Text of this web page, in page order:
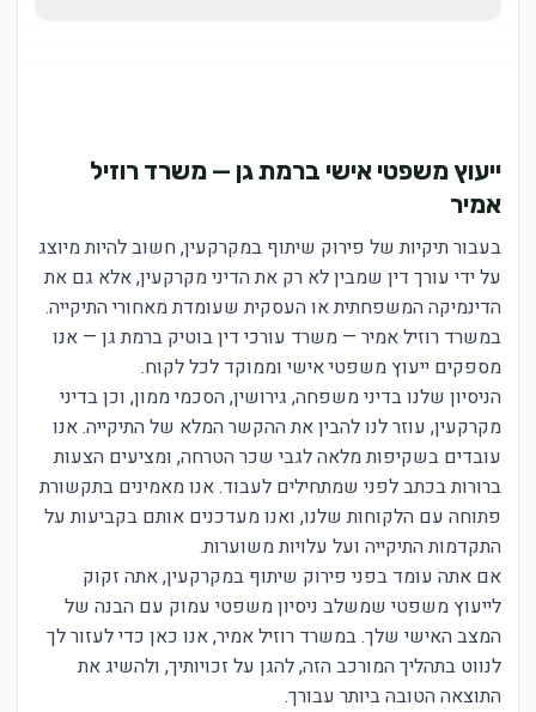
ייעוץ משפטי אישי ברמת גן — משרד רוזיל
אמיר
בעבור תיקיות של פירוק שיתוף במקרקעין, חשוב להיות מיוצג
על ידי עורך דין שמבין לא רק את הדיני מקרקעין, אלא גם את
הדינמיקה המשפחתית או העסקית שעומדת מאחורי התיקייה.
במשרד רוזיל אמיר — משרד עורכי דין בוטיק ברמת גן — אנו
מספקים ייעוץ משפטי אישי וממוקד לכל לקוח.
הניסיון שלנו בדיני משפחה, גירושין, הסכמי ממון, וכן בדיני
מקרקעין, עוזר לנו להבין את ההקשר המלא של התיקייה. אנו
עובדים בשקיפות מלאה לגבי שכר הטרחה, ומציעים הצעות
ברורות בכתב לפני שמתחילים לעבוד. אנו מאמינים בתקשורת
פתוחה עם הלקוחות שלנו, ואנו מעדכנים אותם בקביעות על
התקדמות התיקייה ועל עלויות משוערות.
אם אתה עומד בפני פירוק שיתוף במקרקעין, אתה זקוק
לייעוץ משפטי שמשלב ניסיון משפטי עמוק עם הבנה של
המצב האישי שלך. במשרד רוזיל אמיר, אנו כאן כדי לעזור לך
לנווט בתהליך המורכב הזה, להגן על זכויותיך, ולהשיג את
התוצאה הטובה ביותר עבורך.